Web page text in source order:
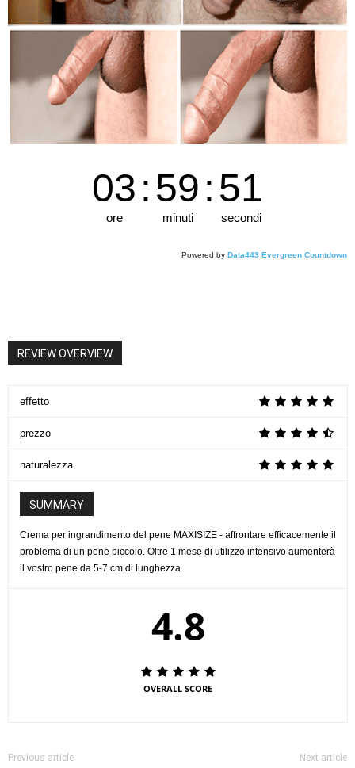
03
ore
:59
minuti
:51
secondi
Powered by Data443 Evergreen Countdown
REVIEW OVERVIEW
effetto
prezzo
naturalezza
SUMMARY
Crema per ingrandimento del pene MAXISIZE - affrontare efficacemente il
problema di un pene piccolo. Oltre 1 mese di utilizzo intensivo aumenterà
il vostro pene da 5-7 cm di lunghezza
4.8
OVERALL SCORE
Previous article Next article